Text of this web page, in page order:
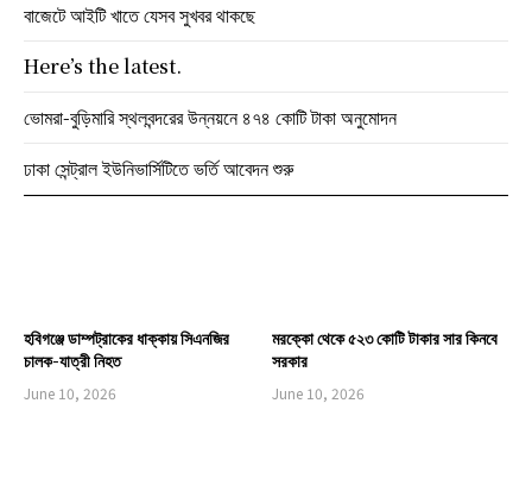
হবিগঞ্জে ডাম্পট্রাকের ধাক্কায় সিএনজির
চালক-যাত্রী নিহত
June 10, 2026
মরক্কো থেকে ৫২৩ কোটি টাকার সার কিনবে
সরকার
June 10, 2026
বাজেটে আইটি খাতে যেসব সুখবর থাকছে
Here’s the latest.
ভোমরা-বুড়িমারি স্থলবন্দরের উন্নয়নে ৪৭৪ কোটি টাকা অনুমোদন
ঢাকা সেন্ট্রাল ইউনিভার্সিটিতে ভর্তি আবেদন শুরু